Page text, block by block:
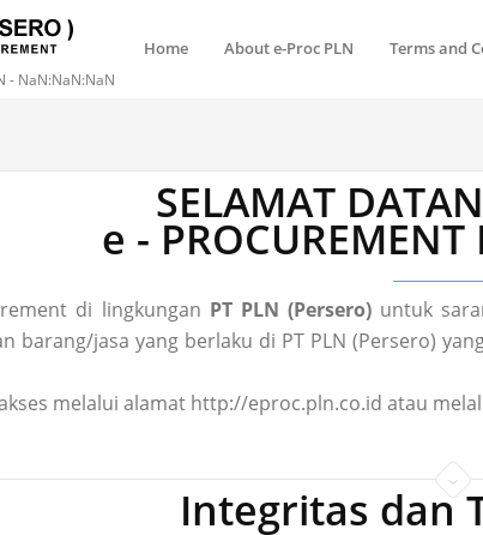
- NaN:NaN:NaN
Home About e-Proc PLN Terms and
SELAMAT
e -
di lingkungan PT PLN (Persero)untuk
barang/jasa yang berlaku di PT PLN (Persero)
melalui alamat http://eproc.pln.co.id atau
Integritas dan